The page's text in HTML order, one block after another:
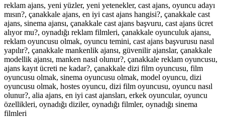
reklam ajans, yeni yüzler, yeni yetenekler, cast ajans, oyuncu adayı
mısın?, çanakkale ajans, en iyi cast ajans hangisi?, çanakkale cast
ajans, sinema ajansı, çanakkale cast ajans başvuru, cast ajans ücret
alıyor mu?, oynadığı reklam filmleri, çanakkale oyunculuk ajansı,
reklam oyuncusu olmak, oyuncu temini, cast ajans başvurusu nasıl
yapılır?, çanakkale mankenlik ajansı, güvenilir ajanslar, çanakkale
modellik ajansı, manken nasıl olunur?, çanakkale reklam oyuncusu,
ajans kayıt ücreti ne kadar?, çanakkale dizi film oyuncusu, film
oyuncusu olmak, sinema oyuncusu olmak, model oyuncu, dizi
oyuncusu olmak, hostes oyuncu, dizi film oyuncusu, oyuncu nasıl
olunur?, alia ajans, en iyi cast ajansları, erkek oyuncular, oyuncu
özellikleri, oynadığı diziler, oynadığı filmler, oynadığı sinema
filmleri